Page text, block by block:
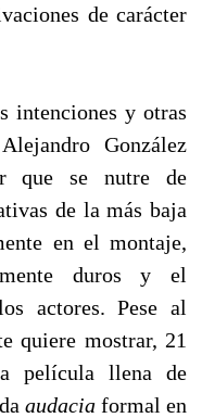
de carácter
intenciones y otras
González
que se nutre de
de la más baja
en el montaje,
duros y el
actores. Pese al
quiere mostrar, 21
película llena de
audacia formal en